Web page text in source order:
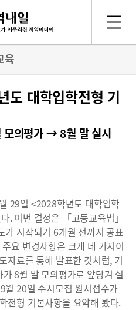
육
도 대학입학전형 기
의평가 → 8월 말 실시
29일 <2028학년도 대학입학
. 이번 결정은 「고등교육법」
가 시작되기 6개월 전까지 공표
요 변경사항은 크게 네 가지이
자료를 통해 발표한 것처럼, 기
8월 말 모의평가로 앞당겨 실
월 20일 수시모집 원서접수가
전형 기본사항을 요약해 봤다.